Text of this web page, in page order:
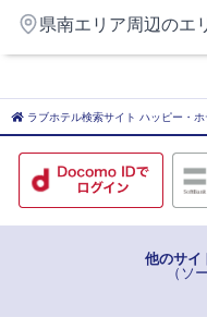
柳田
県南エリア周辺のエ
ラブホテル検索サイト ハッピー・ホ
他のサイ
（ソ